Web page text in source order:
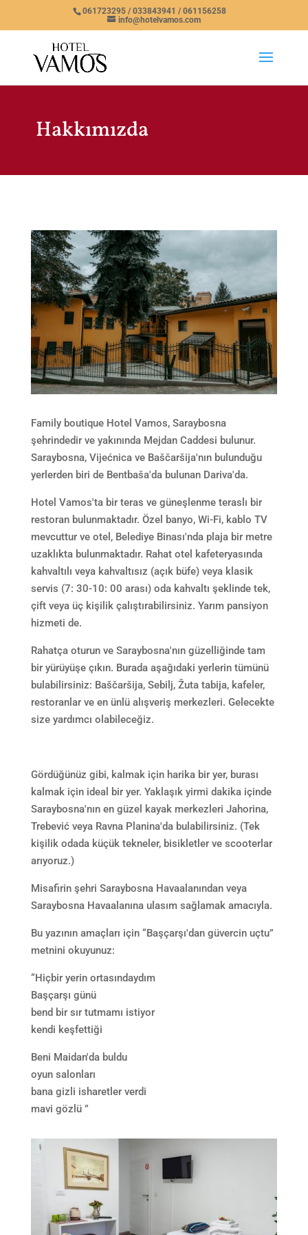
061723295 / 033843941 / 061156258
info@hotelvamos.com
Hakkımızda
Family boutique Hotel Vamos, Saraybosna
şehrindedir ve yakınında Mejdan Caddesi bulunur.
Saraybosna, Vijećnica ve Baščaršija'nın bulunduğu
yerlerden biri de Bentbaša'da bulunan Dariva'da.
Hotel Vamos'ta bir teras ve güneşlenme teraslı bir
restoran bulunmaktadır. Özel banyo, Wi-Fi, kablo TV
mevcuttur ve otel, Belediye Binası'nda plaja bir metre
uzaklıkta bulunmaktadır. Rahat otel kafeteryasında
kahvaltılı veya kahvaltısız (açık büfe) veya klasik
servis (7: 30-10: 00 arası) oda kahvaltı şeklinde tek,
çift veya üç kişilik çalıştırabilirsiniz. Yarım pansiyon
hizmeti de.
Rahatça oturun ve Saraybosna'nın güzelliğinde tam
bir yürüyüşe çıkın. Burada aşağıdaki yerlerin tümünü
bulabilirsiniz: Baščaršija, Sebilj, Žuta tabija, kafeler,
restoranlar ve en ünlü alışveriş merkezleri. Gelecekte
size yardımcı olabileceğiz.
Gördüğünüz gibi, kalmak için harika bir yer, burası
kalmak için ideal bir yer. Yaklaşık yirmi dakika içinde
Saraybosna'nın en güzel kayak merkezleri Jahorina,
Trebević veya Ravna Planina'da bulabilirsiniz. (Tek
kişilik odada küçük tekneler, bisikletler ve scooterlar
arıyoruz.)
Misafirin şehri Saraybosna Havaalanından veya
Saraybosna Havaalanına ulasım sağlamak amacıyla.
Bu yazının amaçları için “Başçarşı'dan güvercin uçtu”
metnini okuyunuz:
“Hiçbir yerin ortasındaydım
Başçarşı günü
bend bir sır tutmamı istiyor
kendi keşfettiği
Beni Maidan'da buldu
oyun salonları
bana gizli isharetler verdi
mavi gözlü ”